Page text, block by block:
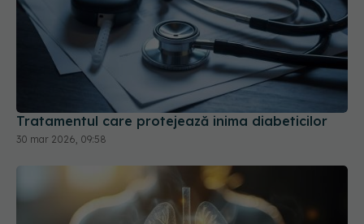
Tratamentul care protejează inima diabeticilor
30 mar 2026, 09:58